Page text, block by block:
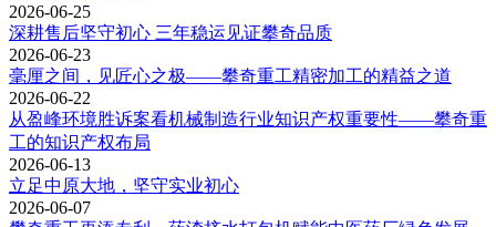
2026-06-25
深耕售后坚守初心 三年稳运见证攀奇品质
2026-06-23
毫厘之间，见匠心之极——攀奇重工精密加工的精益之道
2026-06-22
从盈峰环境胜诉案看机械制造行业知识产权重要性——攀奇重
工的知识产权布局
2026-06-13
立足中原大地，坚守实业初心
2026-06-07